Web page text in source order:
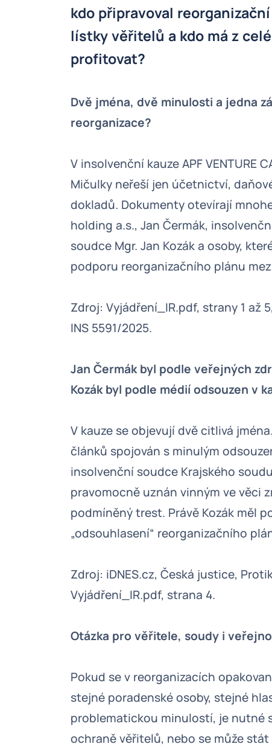
kdo připravoval
lístky věřitelů a kdo má z
profitovat?
Dvě jména, dvě minulosti a jedna
reorganizace?
V insolvenční kauze APF VENTURE
Mičulky neřeší jen účetnictví,
dokladů. Dokumenty otevírají
holding a.s., Jan Čermák,
soudce Mgr. Jan Kozák a osoby,
podporu reorganizačního plánu
Zdroj: Vyjádření_IR.pdf, strany 1 až
INS 5591/2025.
Jan Čermák byl podle veřejných
Kozák byl podle médií odsouzen v
V kauze se objevují dvě citlivá
článků spojován s minulým
insolvenční soudce Krajského
pravomocně uznán vinným ve věci
podmíněný trest. Právě Kozák měl
„odsouhlasení“ reorganizačního
Zdroj: iDNES.cz, Česká justice,
Vyjádření_IR.pdf, strana 4.
Otázka pro věřitele, soudy i
Pokud se v reorganizacích
stejné poradenské osoby, stejné
problematickou minulostí, je nutné
ochraně věřitelů, nebo se může